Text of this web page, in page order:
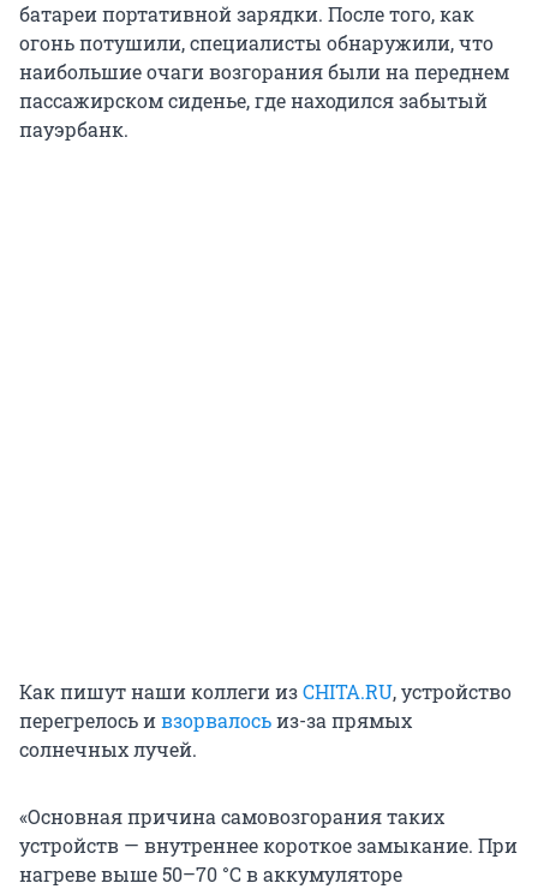
батареи портативной зарядки. После того, как
огонь потушили, специалисты обнаружили, что
наибольшие очаги возгорания были на переднем
пассажирском сиденье, где находился забытый
пауэрбанк.
Как пишут наши коллеги изCHITA.RU, устройство
перегрелось ивзорвалосьиз-за прямых
солнечных лучей.
«Основная причина самовозгорания таких
устройств — внутреннее короткое замыкание. При
нагреве выше 50–70 °C в аккумуляторе